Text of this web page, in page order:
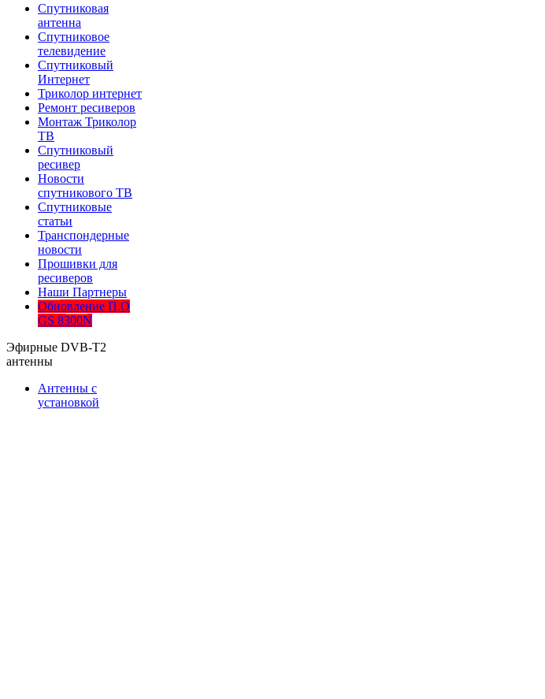
Спутниковая
антенна
Спутниковое
телевидение
Спутниковый
Интернет
Триколор интернет
Ремонт ресиверов
Монтаж Триколор
ТВ
Спутниковый
ресивер
Новости
спутникового ТВ
Спутниковые
статьи
Транспондерные
новости
Прошивки для
ресиверов
Наши Партнеры
Обновление П.О
GS 8300N
Эфирные DVB-T2
антенны
Антенны с
установкой